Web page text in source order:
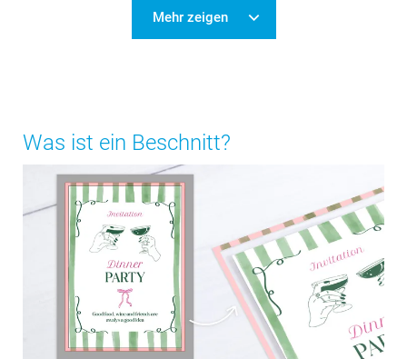
Mehr zeigen
Was ist ein Beschnitt?